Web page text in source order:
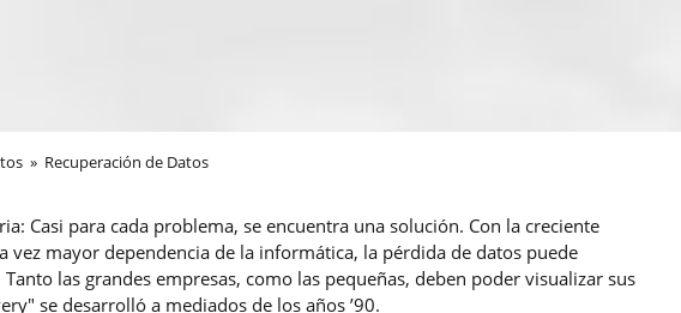
» Recuperación de Datos
Casi para cada problema, se encuentra una solución. Con la creciente
vez mayor dependencia de la informática, la pérdida de datos puede
las grandes empresas, como las pequeñas, deben poder visualizar sus
se desarrolló a mediados de los años ’90.